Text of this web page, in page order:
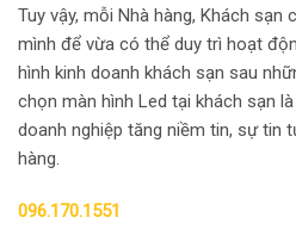
Tuy vậy, mỗi Nhà hàng, Khách
mình để vừa có thể duy trì hoạt
hình kinh doanh khách sạn sau
chọn màn hình Led tại khách sạn
doanh nghiệp tăng niềm tin, sự tin
hàng.
096.170.1551